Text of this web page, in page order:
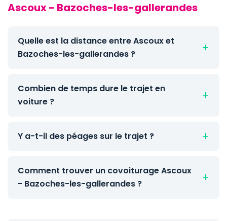
Ascoux - Bazoches-les-gallerandes
Quelle est la distance entre Ascoux et
Bazoches-les-gallerandes ?
Combien de temps dure le trajet en
voiture ?
Y a-t-il des péages sur le trajet ?
Comment trouver un covoiturage Ascoux
- Bazoches-les-gallerandes ?